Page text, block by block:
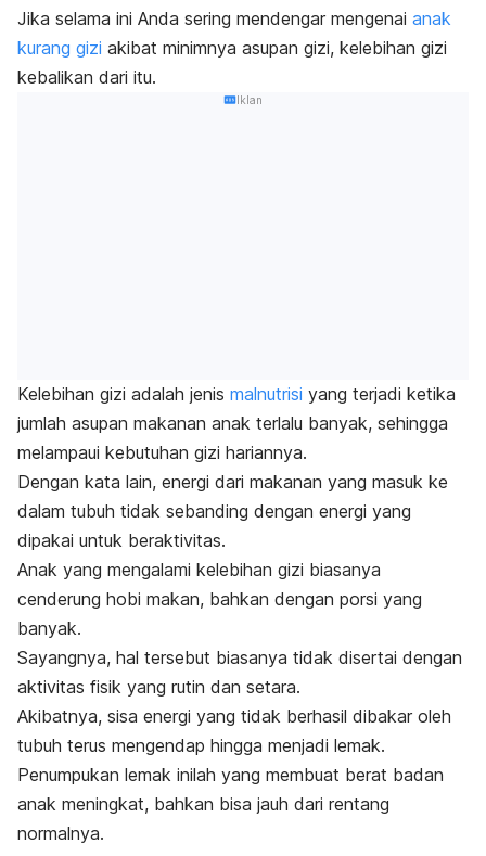
Jika selama ini Anda sering mendengar mengenai anak
kurang gizi akibat minimnya asupan gizi, kelebihan gizi
kebalikan dari itu.
Iklan
Kelebihan gizi adalah jenis malnutrisi yang terjadi ketika
jumlah asupan makanan anak terlalu banyak, sehingga
melampaui kebutuhan gizi hariannya.
Dengan kata lain, energi dari makanan yang masuk ke
dalam tubuh tidak sebanding dengan energi yang
dipakai untuk beraktivitas.
Anak yang mengalami kelebihan gizi biasanya
cenderung hobi makan, bahkan dengan porsi yang
banyak.
Sayangnya, hal tersebut biasanya tidak disertai dengan
aktivitas fisik yang rutin dan setara.
Akibatnya, sisa energi yang tidak berhasil dibakar oleh
tubuh terus mengendap hingga menjadi lemak.
Penumpukan lemak inilah yang membuat berat badan
anak meningkat, bahkan bisa jauh dari rentang
normalnya.